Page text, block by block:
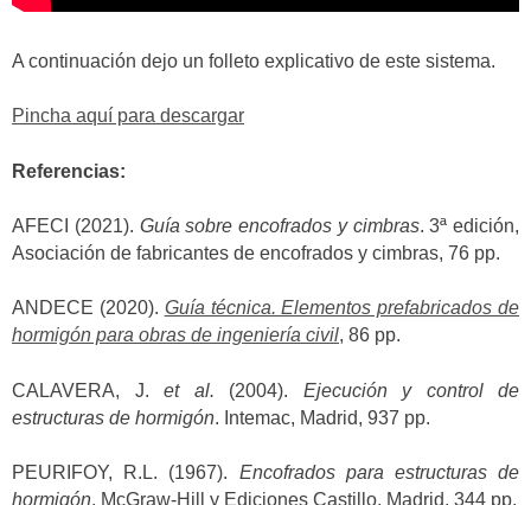
A continuación dejo un folleto explicativo de este sistema.
Pincha aquí para descargar
Referencias:
AFECI (2021). Guía sobre encofrados y cimbras. 3ª edición,
Asociación de fabricantes de encofrados y cimbras, 76 pp.
ANDECE (2020). Guía técnica. Elementos prefabricados de
hormigón para obras de ingeniería civil, 86 pp.
CALAVERA, J. et al. (2004). Ejecución y control de
estructuras de hormigón. Intemac, Madrid, 937 pp.
PEURIFOY, R.L. (1967). Encofrados para estructuras de
hormigón. McGraw-Hill y Ediciones Castillo, Madrid, 344 pp.